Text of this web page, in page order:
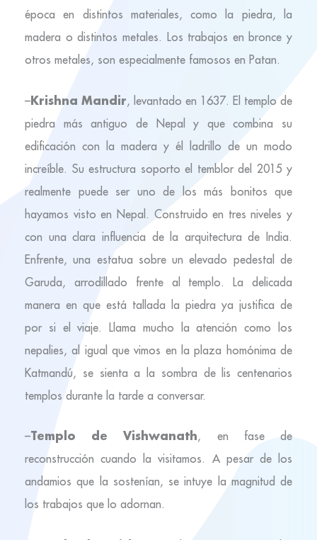
época en distintos materiales, como la piedra, la
madera o distintos metales. Los trabajos en bronce y
otros metales, son especialmente famosos en Patan.
–Krishna Mandir, levantado en 1637. El templo de
piedra más antiguo de Nepal y que combina su
edificación con la madera y él ladrillo de un modo
increíble. Su estructura soporto el temblor del 2015 y
realmente puede ser uno de los más bonitos que
hayamos visto en Nepal. Construido en tres niveles y
con una clara influencia de la arquitectura de India.
Enfrente, una estatua sobre un elevado pedestal de
Garuda, arrodillado frente al templo. La delicada
manera en que está tallada la piedra ya justifica de
por si el viaje. Llama mucho la atención como los
nepalies, al igual que vimos en la plaza homónima de
Katmandú, se sienta a la sombra de lis centenarios
templos durante la tarde a conversar.
–Templo de Vishwanath, en fase de
reconstrucción cuando la visitamos. A pesar de los
andamios que la sostenían, se intuye la magnitud de
los trabajos que lo adornan.